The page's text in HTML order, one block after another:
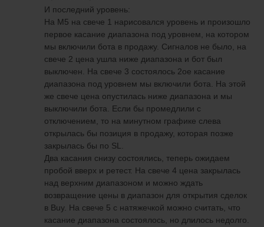
И последний уровень:
На М5 на свече 1 нарисовался уровень и произошло
первое касание диапазона под уровнем, на котором
мы включили бота в продажу. Сигналов не было, на
свече 2 цена ушла ниже диапазона и бот был
выключен. На свече 3 состоялось 2ое касание
диапазона под уровнем мы включили бота. На этой
же свече цена опустилась ниже диапазона и мы
выключили бота. Если бы промедлили с
отключением, то на минутном графике слева
открылась бы позиция в продажу, которая позже
закрылась бы по SL.
Два касания снизу состоялись, теперь ожидаем
пробой вверх и ретест. На свече 4 цена закрылась
над верхним диапазоном и можно ждать
возвращение цены в диапазон для открытия сделок
в Buy. На свече 5 с натяжечкой можно считать, что
касание диапазона состоялось, но длилось недолго.